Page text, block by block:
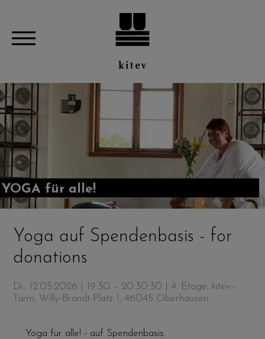
YOGA für alle!
Yoga auf Spendenbasis - for
donations
Di., 12.05.2026 | 19:30 – 20:30:30 | 4. Etage, kitev–
Turm, Willy-Brandt-Platz 1, 46045 Oberhausen
Yoga für alle! - auf Spendenbasis